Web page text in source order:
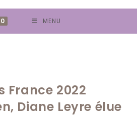
0 MENU
France 2022
Diane Leyre élue